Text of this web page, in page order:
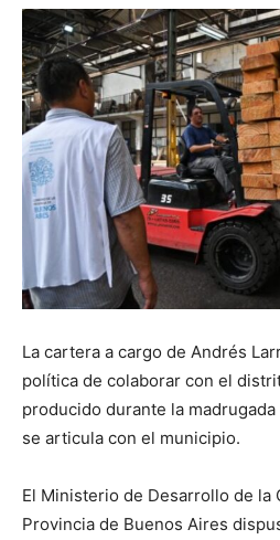
La cartera a cargo de Andrés
política de colaborar con el
producido durante la
se articula con el municipio.
El Ministerio de Desarrollo de la
Provincia de Buenos Aires